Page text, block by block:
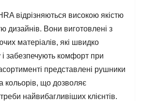
відрізняються високою якістю
дизайнів. Вони виготовлені з
матеріалів, які швидко
забезпечують комфорт при
представлені рушники
кольорів, що дозволяє
найвибагливіших клієнтів.